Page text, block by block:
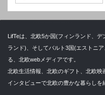
LifTeは、北欧5か国(フィンランド、
ランド)、そしてバルト3国(エストニ
る、北欧webメディアです。
北欧生活情報、北欧のギフト、北欧
インタビューで北欧の豊かな暮らしを